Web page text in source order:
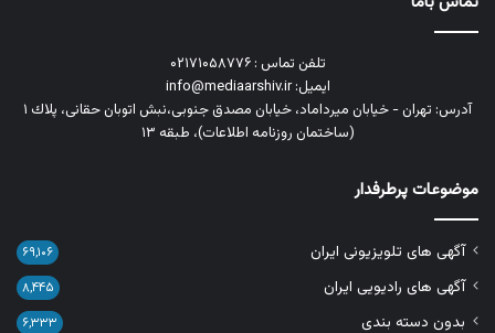
تلفن تماس : ۰۲۱۷۱۰۵۸۷۷۶
ایمیل: info@mediaarshiv.ir
آدرس: تهران - خیابان میرداماد، خیابان مصدق جنوبی،نبش اتوبان حقانی، پلاك ١
(ساختمان روزنامه اطلاعات)، طبقه ۱۳
موضوعات پرطرفدار
آگهی های تلویزیونی ایران ۶۹,۱۰۶
آگهی های رادیویی ایران ۸,۴۴۵
بدون دسته بندی ۶,۳۳۳